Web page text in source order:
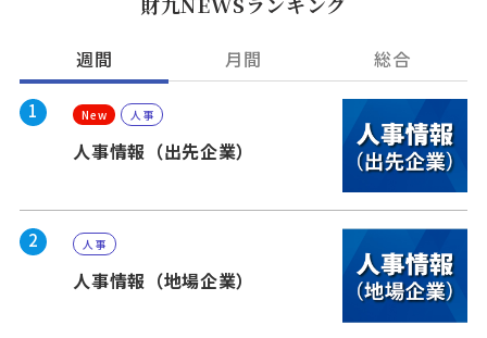
週間 月間 総合
1 New 人事
人事情報（出先企業）
2 人事
人事情報（地場企業）